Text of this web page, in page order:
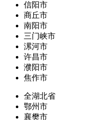
信阳市
商丘市
南阳市
三门峡市
漯河市
许昌市
濮阳市
焦作市
全湖北省
鄂州市
襄樊市